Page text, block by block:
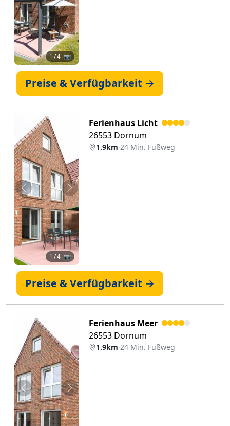
1 / 4 📷
Preise & Verfügbarkeit →
Zurück Weiter
1 / 4 📷
Ferienhaus Licht
26553 Dornum
1.9km·24 Min. Fußweg
Preise & Verfügbarkeit →
Zurück Weiter
Ferienhaus Meer
26553 Dornum
1.9km·24 Min. Fußweg